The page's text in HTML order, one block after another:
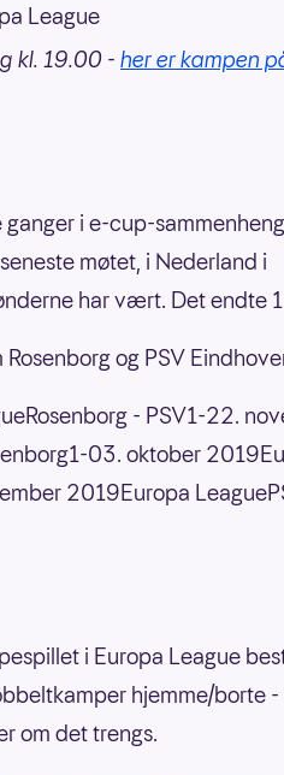
League
kl. 19.00 - her er kampen
i e-cup-
møtet, i Nederland i
har vært. Det endte
og PSV
- PSV1-22.
03. oktober
2019Europa
i Europa League
hjemme/borte -
om det trengs.